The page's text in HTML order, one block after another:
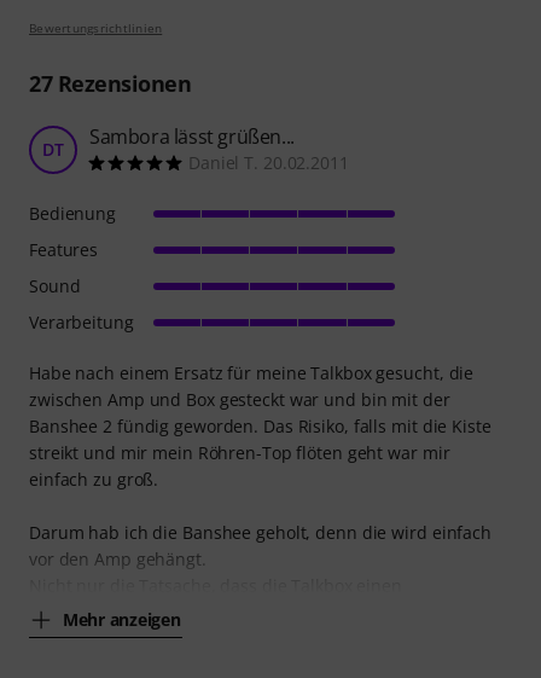
Bewertungsrichtlinien
27Rezensionen
DT Sambora lässt grüßen...
Daniel T. 20.02.2011
Habe nach einem Ersatz für meine Talkbox gesucht, die
zwischen Amp und Box gesteckt war und bin mit der
Banshee 2 fündig geworden. Das Risiko, falls mit die Kiste
streikt und mir mein Röhren-Top flöten geht war mir
einfach zu groß.
Darum hab ich die Banshee geholt, denn die wird einfach
vor den Amp gehängt.
Mehr anzeigen
Bedienung
Features
Sound
Verarbeitung